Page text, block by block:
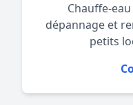
Chauffe-
dépannage et
petits